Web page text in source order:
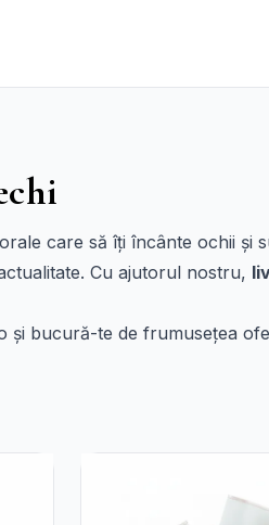
care să îți încânte ochii și
Cu ajutorul nostru,
și bucură-te de frumusețea